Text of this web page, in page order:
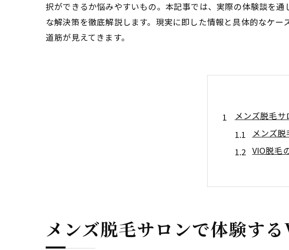
択ができるか悩みやすいもの。本記事では、実際の体験談を
な解決策を徹底解説します。現実に即した情報と具体的なケ
道筋が見えてきます。
メンズ脱毛
メンズ
VIO脱毛
男性ス
初めての
恥ずかしさを
メンズ脱
メンズ脱毛サロンで体験す